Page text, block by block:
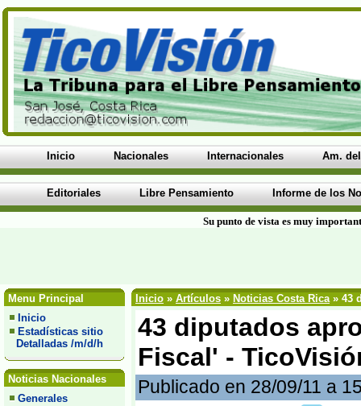
Inicio Nacionales Internacionales Am.
Editoriales Libre Pensamiento Informe de los
Su punto de vista es muy
Menu Principal
Inicio
Estadísticas sitio
Detalladas /m/d/h
Noticias Nacionales
Generales
Inicio » Artículos » Noticias Costa Rica» 43
43 diputados
Fiscal' -
Publicado en 28/09/11 a